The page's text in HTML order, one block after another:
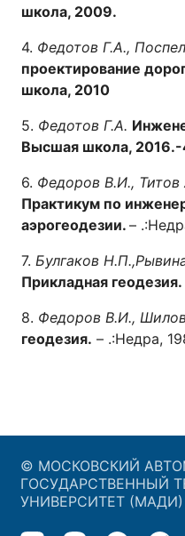
школа, 2009.
4. Федотов Г.А.,
проектирование
школа, 2010
5. Федотов Г.А.
Высшая школа,
6. Федоров В.И.,
Практикум по
аэрогеодезии. –
7. Булгаков
Прикладная геодезия.
8. Федоров В.И.,
геодезия. – .:Недра,
© МОСКОВСКИЙ
ГОСУДАРСТВЕННЫЙ
УНИВЕРСИТЕТ (МАДИ)